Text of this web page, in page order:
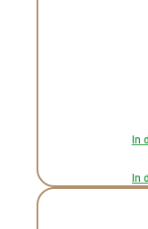
In
In